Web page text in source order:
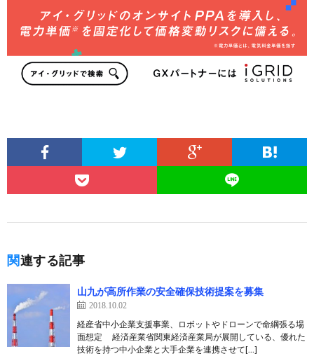
関連する記事
山九が高所作業の安全確保技術提案を募集
2018.10.02
経産省中小企業支援事業、ロボットやドローンで命綱張る場
面想定 経済産業省関東経済産業局が展開している、優れた
技術を持つ中小企業と大手企業を連携させて[…]